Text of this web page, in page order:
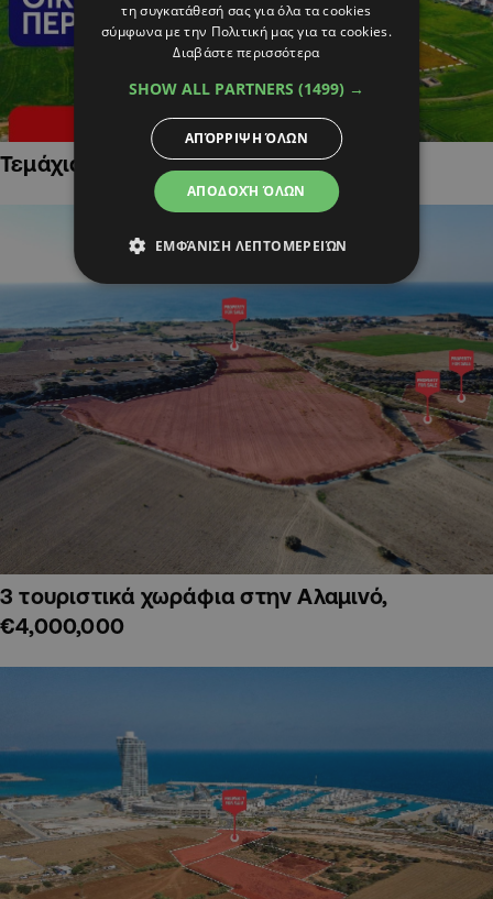
Τεμάχια Γης σε Οικιστικές Περιοχές
3 τουριστικά χωράφια στην Αλαμινό,
€4,000,000
τη συγκατάθεσή σας για όλα τα cookies
σύμφωνα με την Πολιτική μας για τα cookies.
Διαβάστε περισσότερα
SHOW ALL PARTNERS (1499) →
ΑΠΟΔΟΧΉ ΌΛΩΝ
ΑΠΌΡΡΙΨΗ ΌΛΩΝ
ΕΜΦΆΝΙΣΗ ΛΕΠΤΟΜΕΡΕΙΏΝ